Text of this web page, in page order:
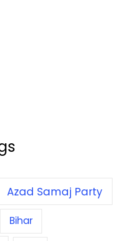
Azad Samaj Party
Bihar